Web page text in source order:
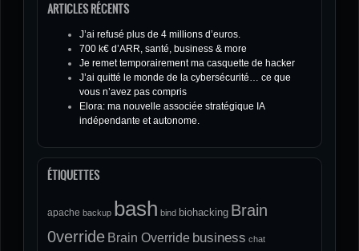
ARTICLES RÉCENTS
J’ai refusé plus de 4 millions d’euros.
700 k€ d’ARR, santé, business & more
Je remet temporairement ma casquette de hacker
J’ai quitté le monde de la cybersécurité… ce que
vous n’avez pas compris
Elora: ma nouvelle associée stratégique IA
indépendante et autonome.
ÉTIQUETTES
apache backup bash bind biohacking Brain
0verride Brain Override business chat